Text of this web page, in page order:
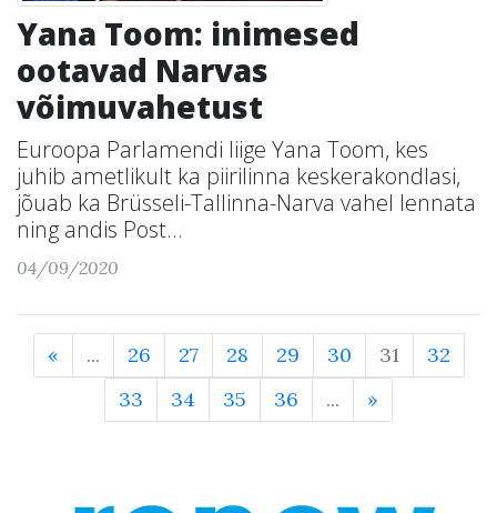
Yana Toom: inimesed
ootavad Narvas
võimuvahetust
Euroopa Parlamendi liige Yana Toom, kes
juhib ametlikult ka piirilinna keskerakondlasi,
jõuab ka Brüsseli-Tallinna-Narva vahel lennata
ning andis Post...
04/09/2020
« ... 26 27 28 29 30 31
32
33
34 35 36 ... »